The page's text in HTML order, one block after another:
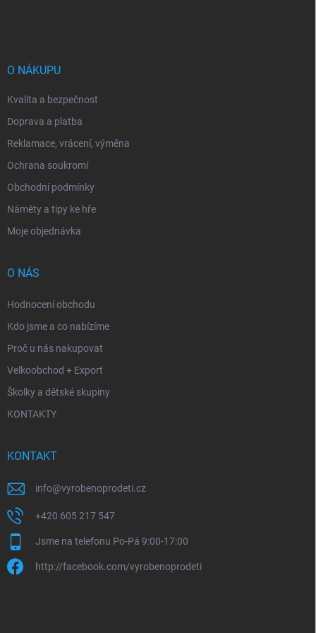
O NÁKUPU
Kvalita a bezpečnost
Doprava a platba
Reklamace, vrácení, výměna
Ochrana soukromí
Obchodní podmínky
Náměty a tipy ke hře
Moje objednávka
O NÁS
Hodnocení obchodu
Kdo jsme a co nabízíme
Proč u nás nakupovat
Velkoobchod + Export
Školky a dětské skupiny
KONTAKTY
KONTAKT
info@vyrobenoprodeti.cz
+420 605 217 547
Jsme na telefonu Po-Pá 9:00-17:00
http://facebook.com/vyrobenoprodeti